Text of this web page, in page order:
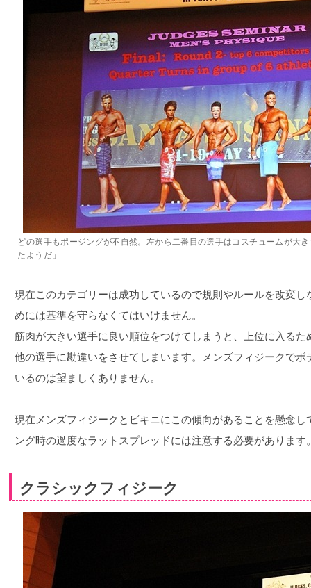
どの選手もポージングが不自然。左から二番目の選手はコスチュームが大
たようだ」
現在このカテゴリーは成功しているので規則やルールを改変
めには基準を守らなくてはいけません。
筋肉が大きい選手に良い順位をつけてしまうと、上位に入る
他の選手に勘違いをさせてしまいます。メンズフィジークで
いるのは望ましくありません。
現在メンズフィジークとビキニにこの傾向があることを懸念
ング時の過度なラットスプレッドには注意する必要があります
クラシックフィジーク